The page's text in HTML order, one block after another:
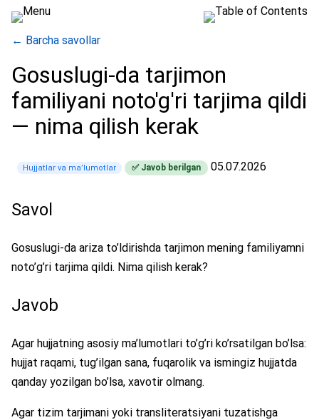
← Barcha savollar
Gosuslugi-da tarjimon
familiyani noto'g'ri tarjima qildi
— nima qilish kerak
Hujjatlar va maʼlumotlar ✅ Javob berilgan 05.07.2026
Savol
Gosuslugi-da ariza to’ldirishda tarjimon mening familiyamni
noto’g’ri tarjima qildi. Nima qilish kerak?
Javob
Agar hujjatning asosiy ma’lumotlari to’g’ri ko’rsatilgan bo’lsa:
hujjat raqami, tug’ilgan sana, fuqarolik va ismingiz hujjatda
qanday yozilgan bo’lsa, xavotir olmang.
Agar tizim tarjimani yoki transliteratsiyani tuzatishga